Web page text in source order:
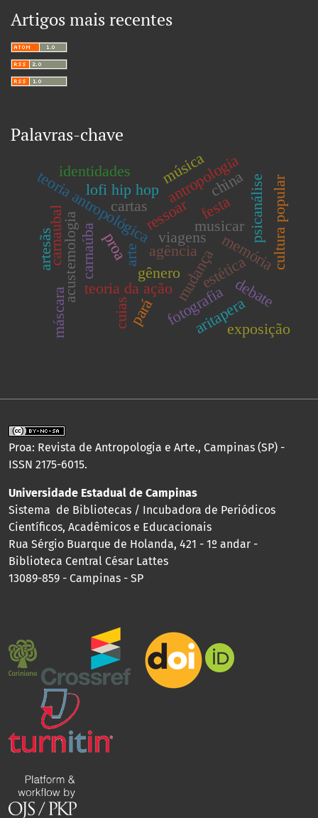
Artigos mais recentes
Palavras-chave
estética
agência
teoria antropológica
arte
teoria da ação
musicar
acustemologia ressoar
lofi hip hop
carnaubal carnaúba
máscara
festa
memória
mudança
fotografia
proa
antropologia
pará
cuias
artesãs
aritapera
cultura popular
exposição
psicanálise
gênero
cartas
viagens
identidades
debate
china
música
Proa: Revista de Antropologia e Arte., Campinas (SP) -
ISSN 2175-6015.
Universidade Estadual de Campinas
Sistema de Bibliotecas / Incubadora de Periódicos
Científicos, Acadêmicos e Educacionais
Rua Sérgio Buarque de Holanda, 421 - 1º andar -
Biblioteca Central César Lattes
13089-859 - Campinas - SP